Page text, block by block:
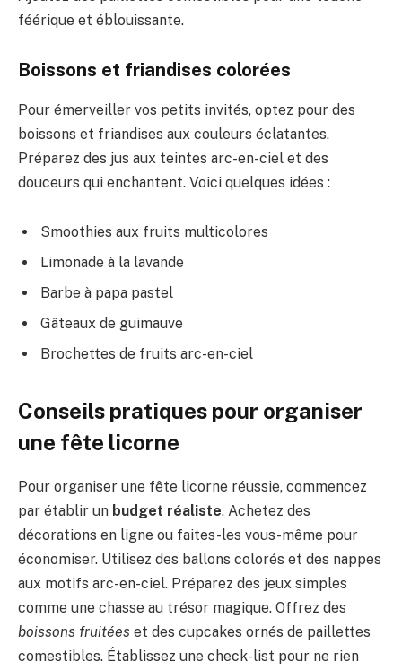
féérique et éblouissante.
Boissons et friandises colorées
Pour émerveiller vos petits invités, optez pour des
boissons et friandises aux couleurs éclatantes.
Préparez des jus aux teintes arc-en-ciel et des
douceurs qui enchantent. Voici quelques idées :
Smoothies aux fruits multicolores
Limonade à la lavande
Barbe à papa pastel
Gâteaux de guimauve
Brochettes de fruits arc-en-ciel
Conseils pratiques pour organiser
une fête licorne
Pour organiser une fête licorne réussie, commencez
par établir un budget réaliste. Achetez des
décorations en ligne ou faites-les vous-même pour
économiser. Utilisez des ballons colorés et des nappes
aux motifs arc-en-ciel. Préparez des jeux simples
comme une chasse au trésor magique. Offrez des
boissons fruitées et des cupcakes ornés de paillettes
comestibles. Établissez une check-list pour ne rien